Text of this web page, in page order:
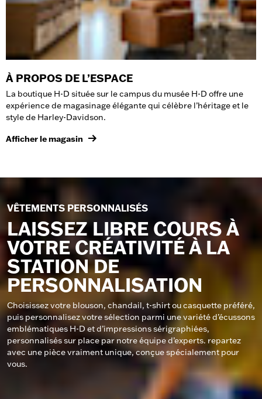
À PROPOS DE L’ESPACE
La boutique H-D située sur le campus du musée H-D offre une
expérience de magasinage élégante qui célèbre l’héritage et le
style de Harley-Davidson.
Afficher le magasin
VÊTEMENTS PERSONNALISÉS
LAISSEZ LIBRE COURS À
VOTRE CRÉATIVITÉ À LA
STATION DE
PERSONNALISATION
Choisissez votre blouson, chandail, t-shirt ou casquette préféré,
puis personnalisez votre sélection parmi une variété d’écussons
emblématiques H-D et d’impressions sérigraphiées,
personnalisés sur place par notre équipe d’experts. repartez
avec une pièce vraiment unique, conçue spécialement pour
vous.